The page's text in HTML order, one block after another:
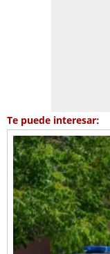
Te puede interesar: